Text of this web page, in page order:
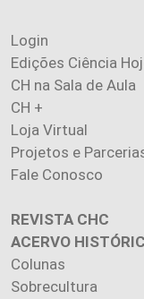
Login
Edições Ciência
CH na Sala de Aula
CH +
Loja Virtual
Projetos e
Fale Conosco
REVISTA CHC
ACERVO
Colunas
Sobrecultura